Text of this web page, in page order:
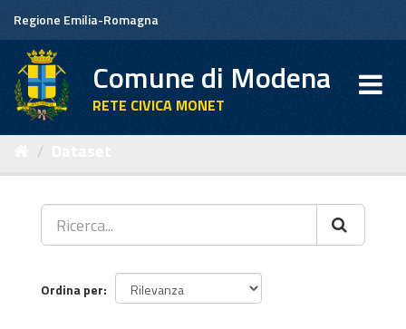
contenuto
Regione Emilia-Romagna
Comune di Modena
RETE CIVICA MONET
Ordina per